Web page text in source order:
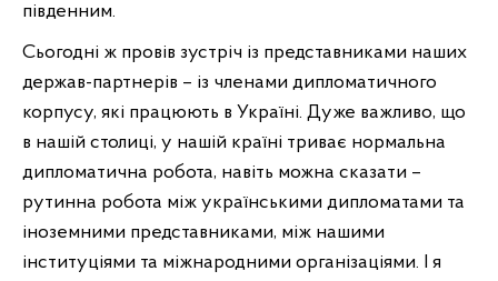
південним.
Сьогодні ж провів зустріч із представниками наших
держав-партнерів – із членами дипломатичного
корпусу, які працюють в Україні. Дуже важливо, що
в нашій столиці, у нашій країні триває нормальна
дипломатична робота, навіть можна сказати –
рутинна робота між українськими дипломатами та
іноземними представниками, між нашими
інституціями та міжнародними організаціями. І я